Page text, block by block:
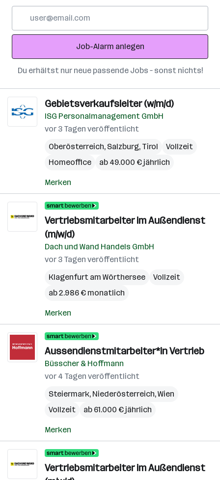
Adresse
Job-Alarm anlegen
Du erhältst nur neue passende Jobs – sonst nichts!
Gebietsverkaufsleiter (w/m/d)
ISG Personalmanagement GmbH
vor 3 Tagen veröffentlicht
Oberösterreich, Salzburg, Tirol
Vollzeit
Homeoffice
ab 49.000 € jährlich
Merken
Vertriebsmitarbeiter im Außendienst
(m/w/d)
Dach und Wand Handels GmbH
vor 3 Tagen veröffentlicht
Klagenfurt am Wörthersee
Vollzeit
ab 2.986 € monatlich
Merken
Aussendienstmitarbeiter*in Vertrieb
Büsscher & Hoffmann
vor 4 Tagen veröffentlicht
Steiermark, Niederösterreich,Wien
Vollzeit
ab 61.000 € jährlich
Merken
Vertriebsmitarbeiter im Außendienst